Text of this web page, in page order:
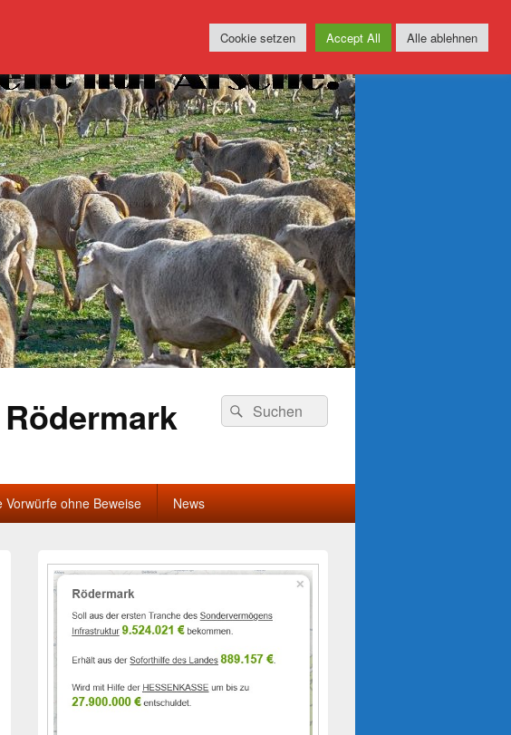
Suchen
nach:
Suchen
Vorwürfe ohne Beweise News
Seitenleisten-
Widgetbereich
Cookie setzen Accept All Alle ablehnen